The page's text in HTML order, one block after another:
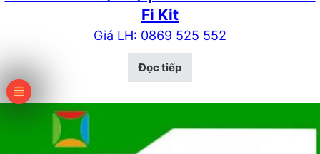
Fi Kit
Giá LH: 0869 525 552
Đọc tiếp